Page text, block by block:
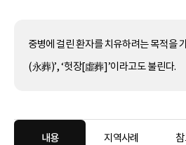
중병에 걸린 환자를 치유하려는 목적을
(永葬)’, ‘헛장[虛葬]’이라고도 불린다.
내용 지역사례